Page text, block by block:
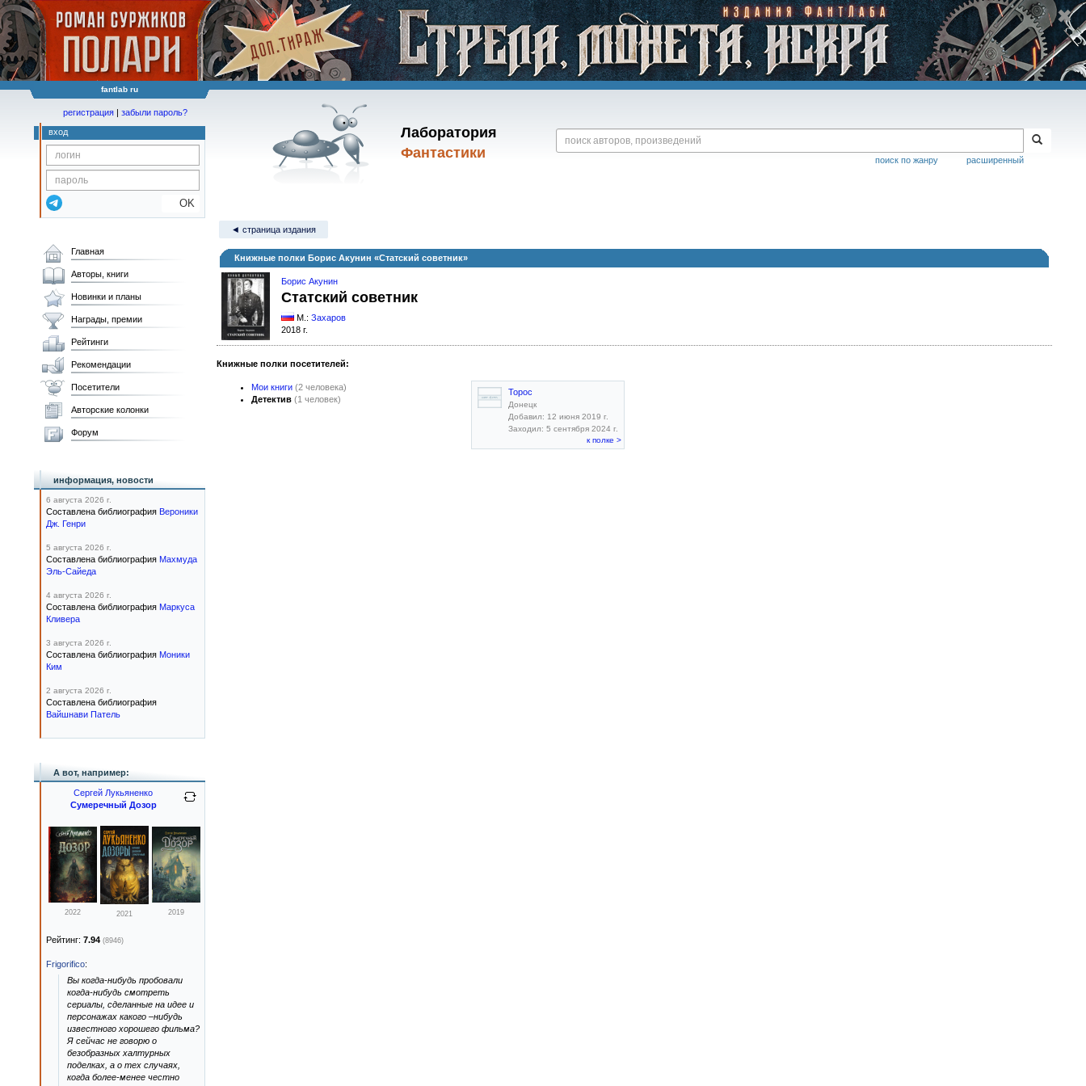
fantlab ru
Лаборатория
Фантастики
расширенный
поиск по жанру
регистрация | забыли пароль?
вход
OK
◄ страница издания
Книжные полки Борис Акунин «Статский советник»
Борис Акунин
Статский советник
М.: Захаров
2018 г.
Книжные полки посетителей:
Мои книги (2 человека)
Детектив (1 человек)
Торос
Донецк
Добавил: 12 июня 2019 г.
Заходил: 5 сентября 2024 г.
к полке >
Главная
Авторы, книги
Новинки и планы
Награды, премии
Рейтинги
Рекомендации
Посетители
Авторские колонки
Форум
информация, новости
6 августа 2026 г.
Составлена библиография Вероники
Дж. Генри
5 августа 2026 г.
Составлена библиография Махмуда
Эль-Сайеда
4 августа 2026 г.
Составлена библиография Маркуса
Кливера
3 августа 2026 г.
Составлена библиография Моники
Ким
2 августа 2026 г.
Составлена библиография
Вайшнави Патель
А вот, например:
Сергей Лукьяненко
Сумеречный Дозор
2022 2021 2019
Рейтинг: 7.94 (8946)
Frigorifico:
Вы когда-нибудь пробовали
когда-нибудь смотреть
сериалы, сделанные на идее и
персонажах какого –нибудь
известного хорошего фильма?
Я сейчас не говорю о
безобразных халтурных
поделках, а о тех случаях,
когда более-менее честно